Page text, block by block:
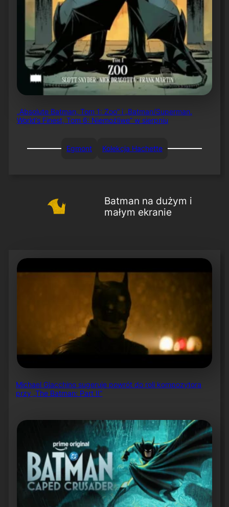
„Absolute Batman, Tom 1: Zoo” i „Batman/Superman.
World’s Finest, Tom 6: Niemożliwe” w sierpniu
Egmont Kolekcja Hachette
Batman na dużym i
małym ekranie
Michael Giacchino sugeruje powrót do roli kompozytora
przy „The Batman: Part II”